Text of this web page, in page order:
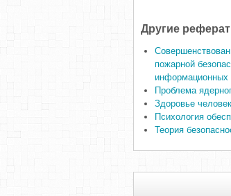
Другие
пожарной
информационных
Проблема
Здоровье
Психология
Теория